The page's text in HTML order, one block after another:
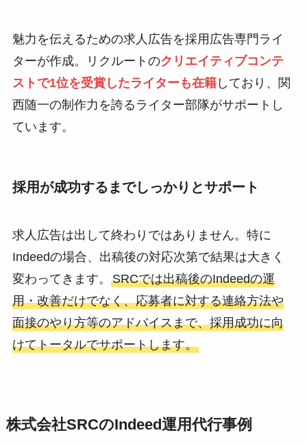
魅力を伝えるための求人広告を採用広告専門ライ
ターが作成。リクルートのクリエイティブコンテ
ストで1位を受賞したライターも在籍しており、関
西随一の制作力を誇るライター部隊がサポートし
ています。
採用が成功するまでしっかりとサポート
求人広告は出して終わりではありません。特に
Indeedの場合、出稿後の対応次第で結果は大きく
変わってきます。 SRCでは出稿後のIndeedの運
用・改善だけでなく、応募者に対する連絡方法や
面接のやり方等のアドバイスまで、採用成功に向
けてトータルでサポートします。
株式会社SRCのIndeed運用代行事例